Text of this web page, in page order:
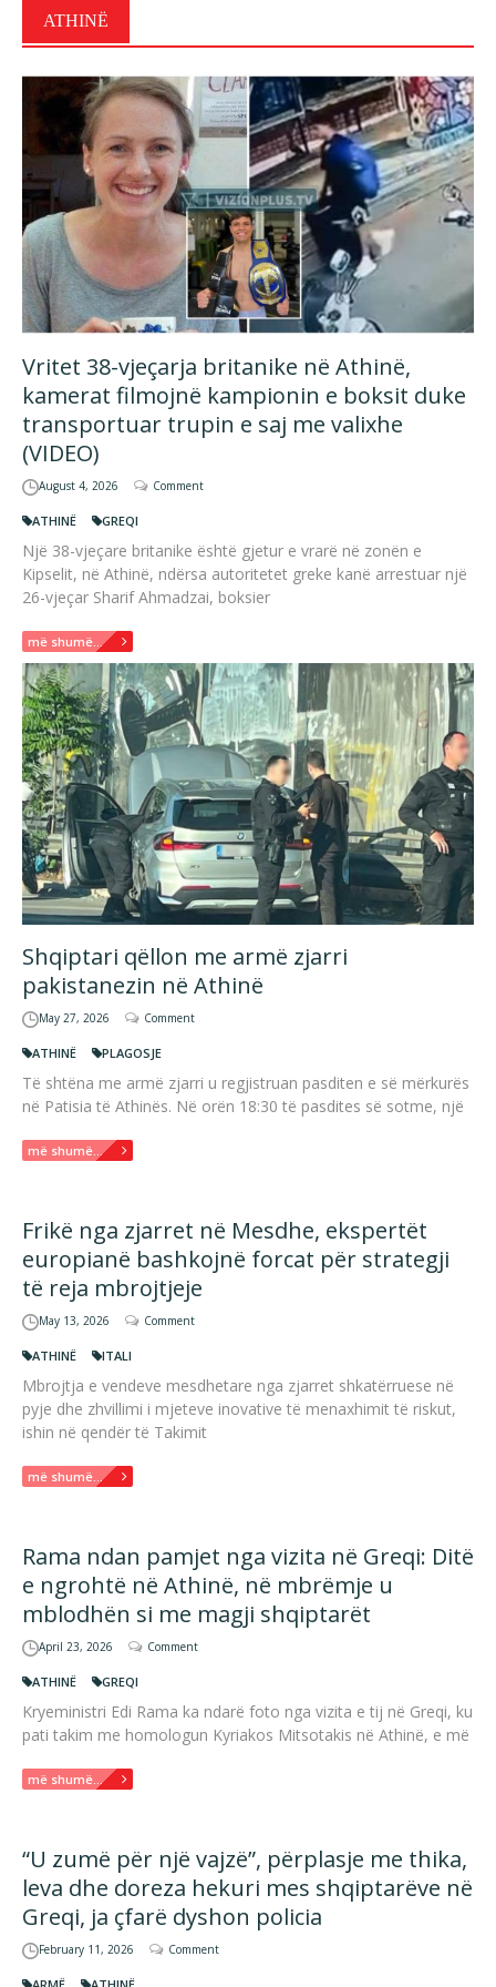
ATHINË
Vritet 38-vjeçarja britanike në Athinë,
kamerat filmojnë kampionin e boksit duke
transportuar trupin e saj me valixhe
(VIDEO)
August 4, 2026 Comment
ATHINË GREQI
Një 38-vjeçare britanike është gjetur e vrarë në zonën e
Kipselit, në Athinë, ndërsa autoritetet greke kanë arrestuar një
26-vjeçar Sharif Ahmadzai, boksier
më shumë...
Shqiptari qëllon me armë zjarri
pakistanezin në Athinë
May 27, 2026 Comment
ATHINË PLAGOSJE
Të shtëna me armë zjarri u regjistruan pasditen e së mërkurës
në Patisia të Athinës. Në orën 18:30 të pasdites së sotme, një
më shumë...
Frikë nga zjarret në Mesdhe, ekspertët
europianë bashkojnë forcat për strategji
të reja mbrojtjeje
May 13, 2026 Comment
ATHINË ITALI
Mbrojtja e vendeve mesdhetare nga zjarret shkatërruese në
pyje dhe zhvillimi i mjeteve inovative të menaxhimit të riskut,
ishin në qendër të Takimit
më shumë...
Rama ndan pamjet nga vizita në Greqi: Ditë
e ngrohtë në Athinë, në mbrëmje u
mblodhën si me magji shqiptarët
April 23, 2026 Comment
ATHINË GREQI
Kryeministri Edi Rama ka ndarë foto nga vizita e tij në Greqi, ku
pati takim me homologun Kyriakos Mitsotakis në Athinë, e më
më shumë...
“U zumë për një vajzë”, përplasje me thika,
leva dhe doreza hekuri mes shqiptarëve në
Greqi, ja çfarë dyshon policia
February 11, 2026 Comment